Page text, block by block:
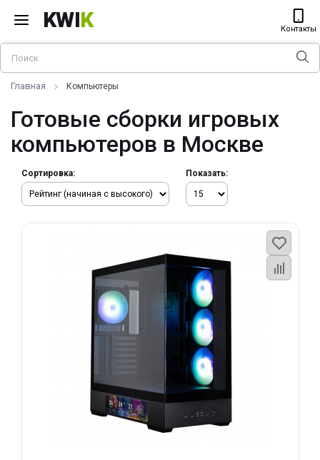
KWIK Контакты
Главная Компьютеры
Готовые сборки игровых
компьютеров в Москве
Сортировка: Показать: